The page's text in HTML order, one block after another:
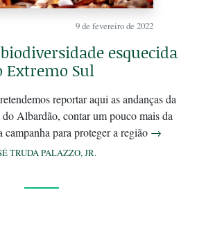
9 de fevereiro de 2022
esquecida
Extremo Sul
reportar aqui as andanças da
Albardão, contar um pouco mais da
campanha para proteger a região →
TRUDA PALAZZO, JR.